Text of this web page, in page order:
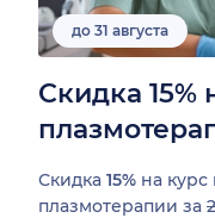
до 31 августа
Скидка 15%
Скидка 15% на курс
плазмотерапии за